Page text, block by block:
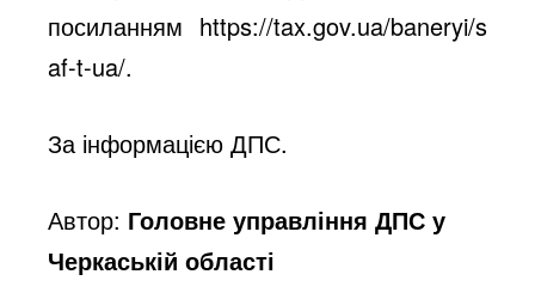
посиланням https://tax.gov.ua/baneryi/s
af-t-ua/.
За інформацією ДПС.
Автор: Головне управління ДПС у
Черкаській області